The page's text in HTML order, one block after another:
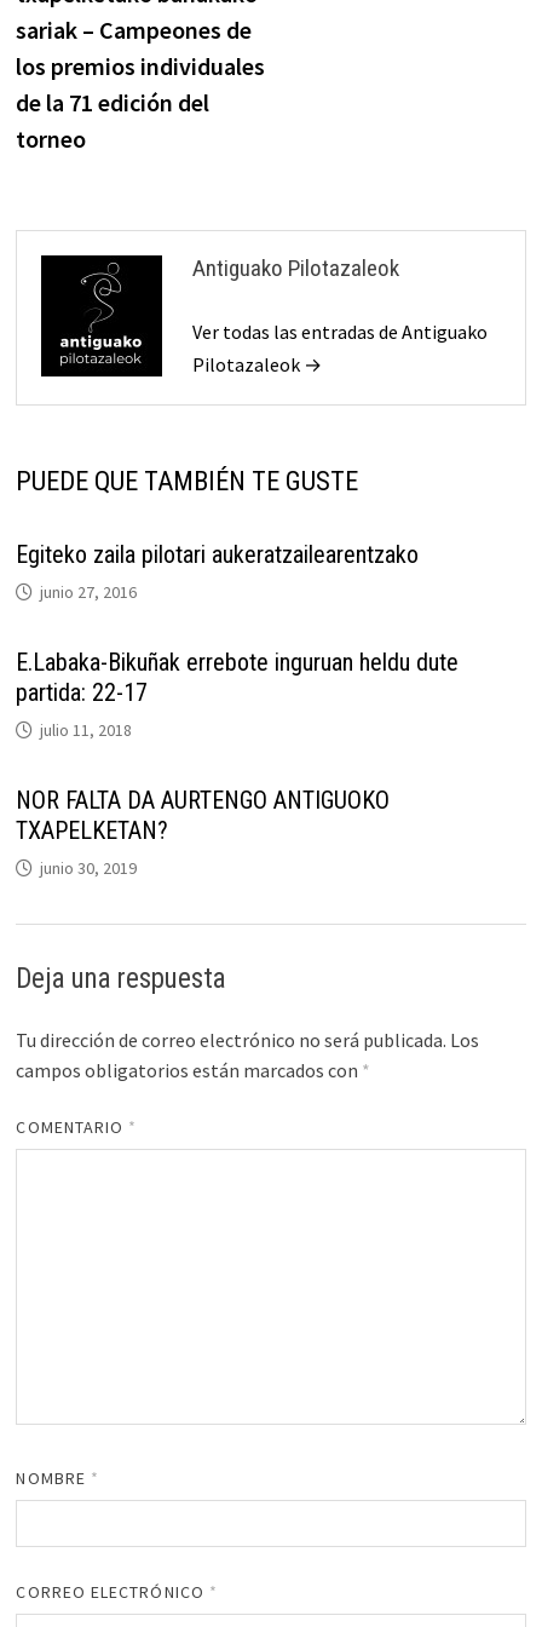
entradas
sariak – Campeones de
los premios individuales
de la 71 edición del
torneo
Antiguako Pilotazaleok
Ver todas las entradas de Antiguako
Pilotazaleok →
PUEDE QUE TAMBIÉN TE GUSTE
Egiteko zaila pilotari aukeratzailearentzako
junio 27, 2016
E.Labaka-Bikuñak errebote inguruan heldu dute
partida: 22-17
julio 11, 2018
NOR FALTA DA AURTENGO ANTIGUOKO
TXAPELKETAN?
junio 30, 2019
Deja una respuesta
Tu dirección de correo electrónico no será publicada. Los
campos obligatorios están marcados con *
COMENTARIO *
NOMBRE *
CORREO ELECTRÓNICO *